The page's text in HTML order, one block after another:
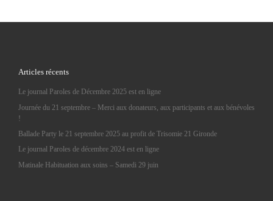
Articles récents
Le journal Paroles de Décembre 2025 est en ligne
Journée du 21 septembre – Merci aux donateurs, aux participants et aux bénévoles
!
Ballade Party le 21 septembre 2025 au profit de Trisomie 21 Gironde
Le journal Paroles de décembre 2024 est en ligne
Matinale Habituation aux soins – Samedi 29 juin